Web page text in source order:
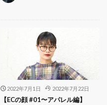
2022年7月1日 2022年7月22日
【ECの顔 #01〜アパレル編】